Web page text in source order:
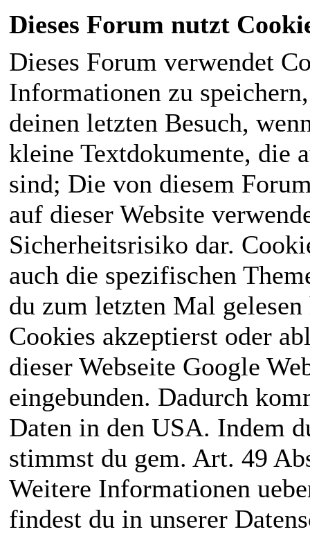
Dieses Forum nutzt
Dieses Forum verwendet
Informationen zu
deinen letzten Besuch,
kleine Textdokumente, die
sind; Die von diesem
auf dieser Website
Sicherheitsrisiko dar.
auch die spezifischen
du zum letzten Mal
Cookies akzeptierst oder
dieser Webseite Google
eingebunden. Dadurch
Daten in den USA. Indem
stimmst du gem. Art. 49
Weitere Informationen
findest du in unserer